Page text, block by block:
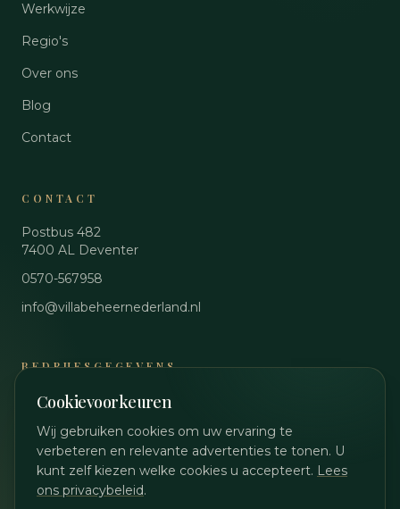
Werkwijze
Regio's
Over ons
Blog
Contact
CONTACT
Postbus 482
7400 AL Deventer
0570-567958
info@villabeheernederland.nl
BEDRIJFSGEGEVENS
KvK89048644
BTW NL864861990B01
Privacybeleid
Cookievoorkeuren wijzigen
Cookievoorkeuren
Wij gebruiken cookies om uw ervaring te
verbeteren en relevante advertenties te tonen. U
kunt zelf kiezen welke cookies u accepteert. Lees
ons privacybeleid.